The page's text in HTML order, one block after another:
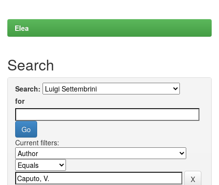
Elea
Search
Search:
for
Current filters: